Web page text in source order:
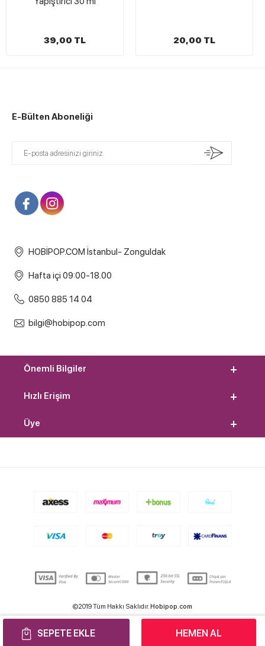
SEPETE EKLE HEMEN AL
E-Bülten Aboneliği
HOBİPOP.COM İstanbul- Zonguldak
Hafta içi 09:00-18.00
0850 885 14 04
bilgi@hobipop.com
Önemli Bilgiler
Hızlı Erişim
Üye
©2019 Tüm Hakkı Saklıdır.Hobipop.com
T -SoftE-Ticaret Sistemleriyle Hazırlanmıştır.